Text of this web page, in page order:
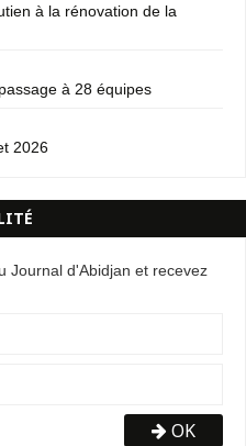
à la rénovation de la
à 28 équipes
2026
Journal d'Abidjan et recevez
OK